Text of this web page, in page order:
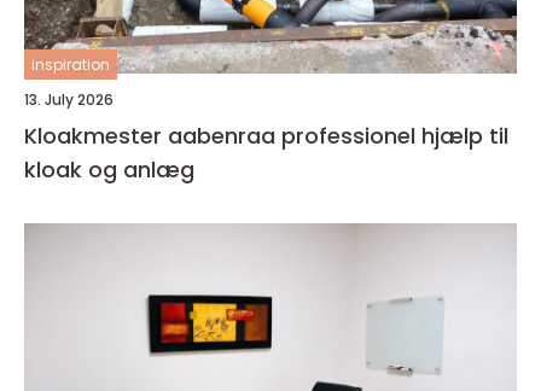
inspiration
13. July 2026
Kloakmester aabenraa professionel hjælp til
kloak og anlæg